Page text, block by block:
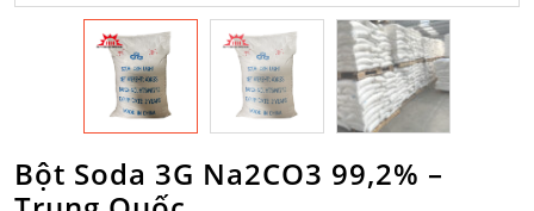
Bột Soda 3G Na2CO3 99,2% –